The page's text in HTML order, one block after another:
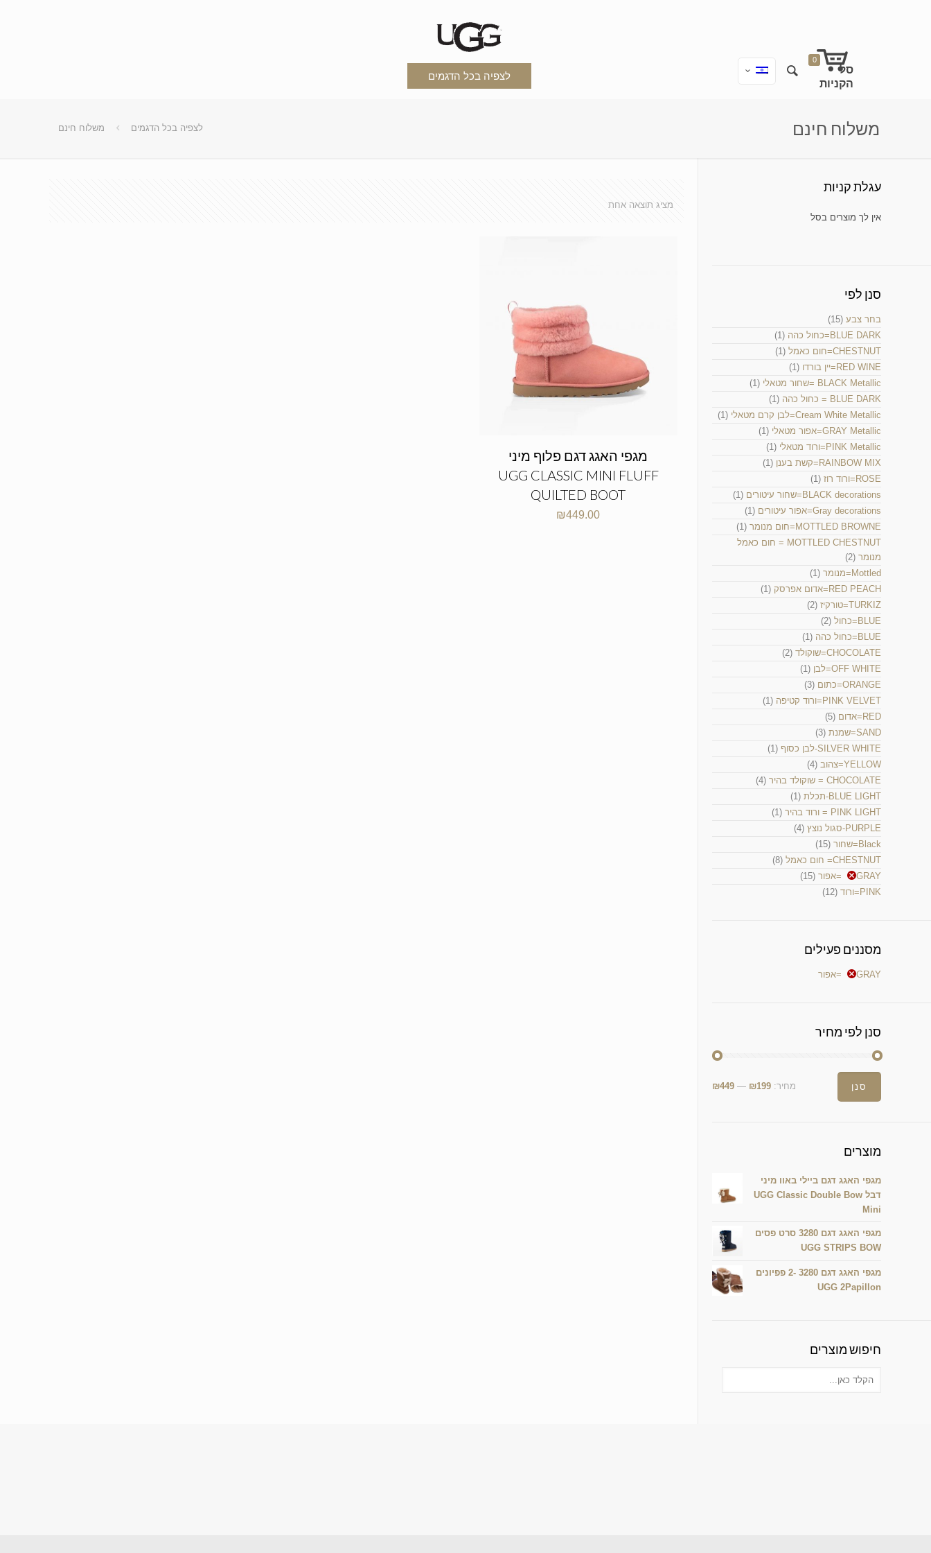
לצפיה בכל הדגמים
0
משלוח חינם לצפיה בכל הדגמים משלוח חינם
מציג תוצאה אחת
מגפי האגג דגם פלוף מיני
UGG CLASSIC MINI FLUFF
QUILTED BOOT
₪449.00
עגלת קניות
סנן לפי
בחר צבע (15)
BLUE DARK=כחול כהה
(1)
CHESTNUT=חום כאמל
(1)
RED WINE=יין בורדו
(1)
BLACK Metallic =שחור מטאלי
(1)
BLUE DARK = כחול כהה
(1)
Cream White Metallic=לבן קרם מטאלי
(1)
GRAY Metallic=אפור מטאלי
(1)
PINK Metallic=ורוד מטאלי
(1)
RAINBOW MIX=קשת בענן
(1)
ROSE=ורוד רוז
(1)
BLACK decorations=שחור עיטורים
(1)
Gray decorations=אפור עיטורים
(1)
MOTTLED BROWNE=חום מנומר
(1)
MOTTLED CHESTNUT = חום כאמל
מנומר (2)
Mottled=מנומר
(1)
RED PEACH=אדום אפרסק
(1)
TURKIZ=טורקיז
(2)
BLUE=כחול
(2)
BLUE=כחול כהה
(1)
CHOCOLATE=שוקולד
(2)
OFF WHITE=לבן
(1)
ORANGE=כתום
(3)
PINK VELVET=ורוד קטיפה
(1)
RED=אדום
(5)
SAND=שמנת
(3)
SILVER WHITE-לבן כסוף
(1)
YELLOW=צהוב
(4)
CHOCOLATE = שוקולד בהיר
(4)
BLUE LIGHT-תכלת
(1)
PINK LIGHT = ורוד בהיר
(1)
PURPLE-סגול נוצץ
(4)
Black=שחור
(15)
CHESTNUT= חום כאמל
(8)
GRAY=אפור
(15)
PINK=ורוד
(12)
מסננים פעילים
GRAY=אפור
סנן לפי מחיר
סנן מחיר:₪199
—
₪449
מוצרים
מגפי האגג דגם ביילי באוו מיני
דבל UGG Classic Double Bow
Mini
מגפי האגג דגם 3280 סרט פסים
UGG STRIPS BOW
מגפי האגג דגם 3280 -2 פפיונים
UGG 2Papillon
חיפוש מוצרים